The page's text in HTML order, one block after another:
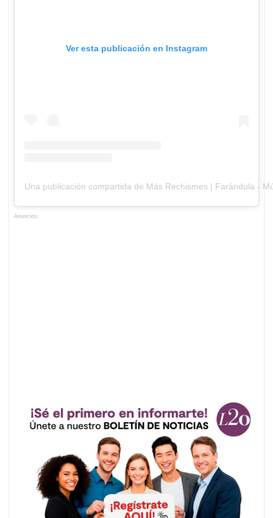
Ver esta publicación en Instagram
Una publicación compartida de Más Rechismes | Farándula -
Anuncios.